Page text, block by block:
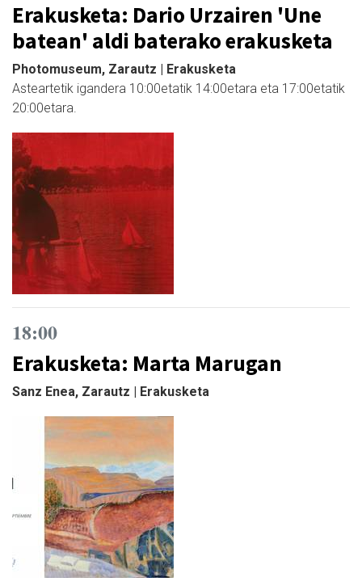
Erakusketa: Dario Urzairen 'Une
batean' aldi baterako erakusketa
Photomuseum, Zarautz | Erakusketa
Asteartetik igandera 10:00etatik 14:00etara eta 17:00etatik
20:00etara.
18:00
Erakusketa: Marta Marugan
Sanz Enea, Zarautz | Erakusketa